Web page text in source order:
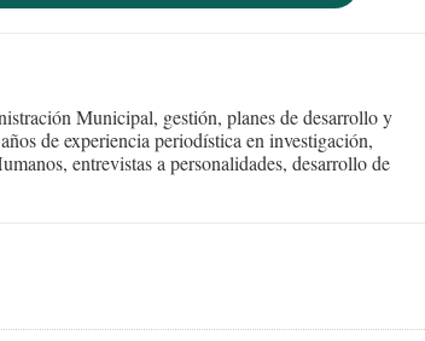
Municipal, gestión, planes de desarrollo y
de experiencia periodística en investigación,
entrevistas a personalidades, desarrollo de